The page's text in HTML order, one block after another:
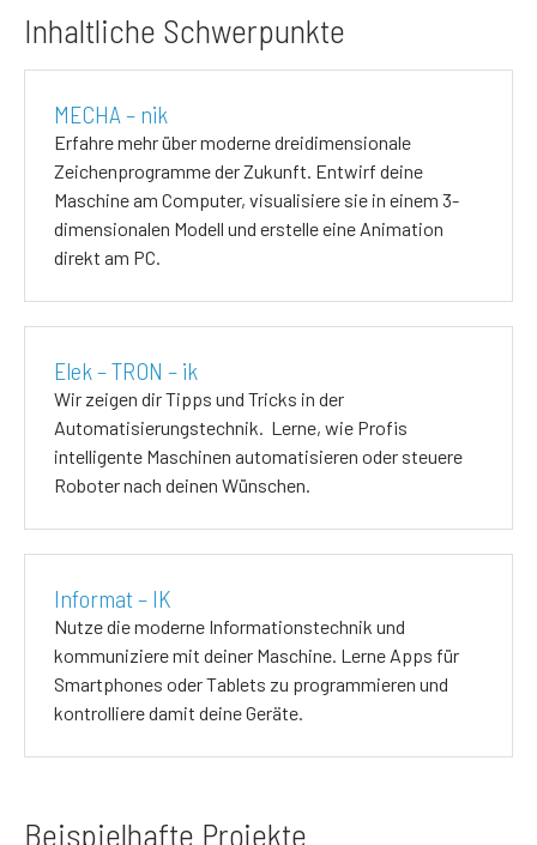
Inhaltliche Schwerpunkte
MECHA – nik
Erfahre mehr über moderne dreidimensionale
Zeichenprogramme der Zukunft. Entwirf deine
Maschine am Computer, visualisiere sie in einem 3-
dimensionalen Modell und erstelle eine Animation
direkt am PC.
Elek – TRON – ik
Wir zeigen dir Tipps und Tricks in der
Automatisierungstechnik. Lerne, wie Profis
intelligente Maschinen automatisieren oder steuere
Roboter nach deinen Wünschen.
Informat – IK
Nutze die moderne Informationstechnik und
kommuniziere mit deiner Maschine. Lerne Apps für
Smartphones oder Tablets zu programmieren und
kontrolliere damit deine Geräte.
Beispielhafte Projekte